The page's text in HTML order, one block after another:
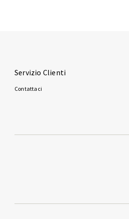
Servizio Clienti
Contattaci